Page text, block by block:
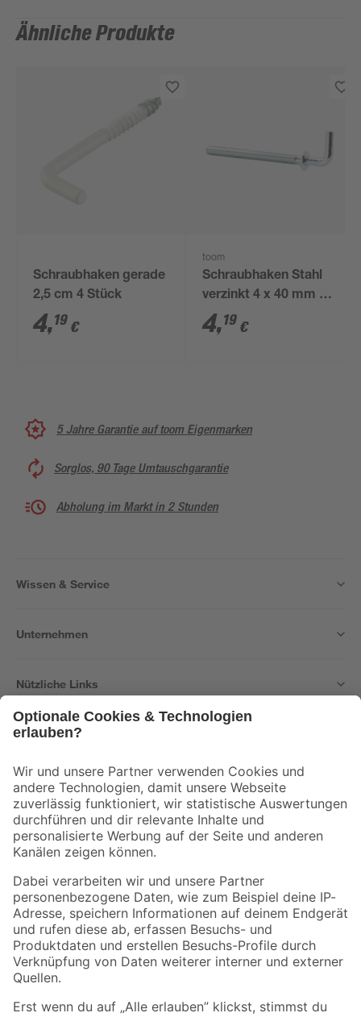
Ähnliche Produkte
Schraubhaken gerade
2,5 cm 4 Stück
4,19 €
toom
Schraubhaken Stahl
verzinkt 4 x 40 mm 4
Stück
4,19 €
5 Jahre Garantie auf toom Eigenmarken
Sorglos, 90 Tage Umtauschgarantie
Abholung im Markt in 2 Stunden
Wissen & Service
Unternehmen
Nützliche Links
Der toom Newsletter: Keine Angebote und Aktionen mehr verpassen!
Zur Newsletter Anmeldung
Folge uns
Zahlungsarten Versandarten
Sicher einkaufen